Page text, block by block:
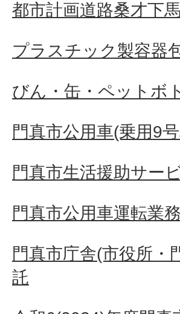
都市計画道路桑才下
プラスチック製容器
びん・缶・ペットボ
門真市公用車(乗用9
門真市生活援助サー
門真市公用車運転業
門真市庁舎(市役所・
託